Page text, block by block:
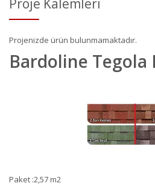
Proje Kalemleri
Projenizde ürün bulunmamaktadır.
Bardoline Tegola
Paket :2,57 m2